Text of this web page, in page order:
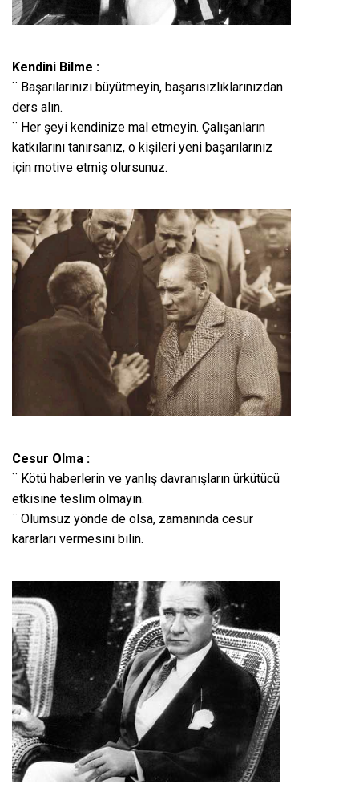
Kendini Bilme :
¨ Başarılarınızı büyütmeyin, başarısızlıklarınızdan
ders alın.
¨ Her şeyi kendinize mal etmeyin. Çalışanların
katkılarını tanırsanız, o kişileri yeni başarılarınız
için motive etmiş olursunuz.
Cesur Olma :
¨ Kötü haberlerin ve yanlış davranışların ürkütücü
etkisine teslim olmayın.
¨ Olumsuz yönde de olsa, zamanında cesur
kararları vermesini bilin.